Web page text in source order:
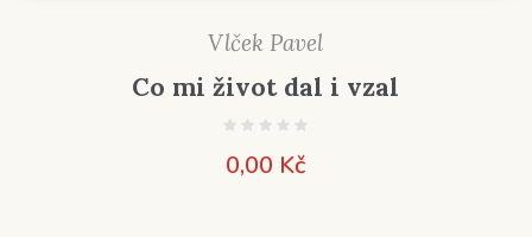
Vlček Pavel
Co mi život dal i vzal
0,00 Kč